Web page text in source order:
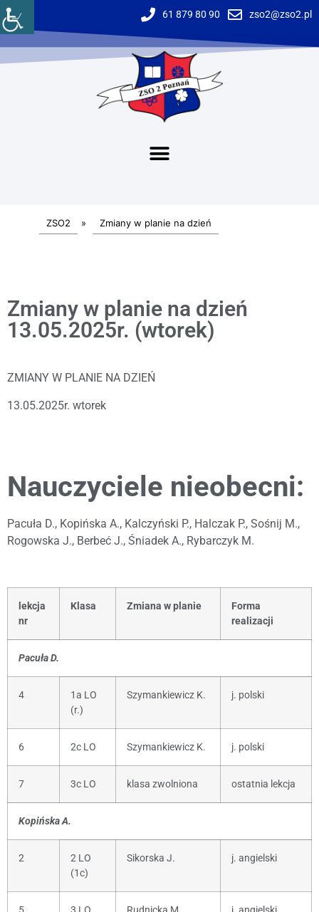
61 879 80 90 zso2@zso2.pl
ZSO2 » Zmiany w planie na dzień
Zmiany w planie na dzień
13.05.2025r. (wtorek)
ZMIANY W PLANIE NA DZIEŃ
13.05.2025r. wtorek
Nauczyciele nieobecni:
Pacuła D., Kopińska A., Kalczyński P., Halczak P., Sośnij M.,
Rogowska J., Berbeć J., Śniadek A., Rybarczyk M.
lekcja
nr
Klasa Zmiana w planie
Forma
realizacji
Pacuła D.
4
1a LO
(r.)
Szymankiewicz K. j. polski
6 2c LO Szymankiewicz K. j. polski
7 3c LO klasa zwolniona ostatnia lekcja
Kopińska A.
2
2 LO
(1c)
Sikorska J. j. angielski